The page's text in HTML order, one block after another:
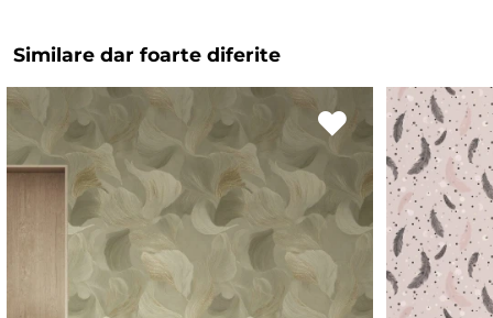
Similare dar foarte diferite